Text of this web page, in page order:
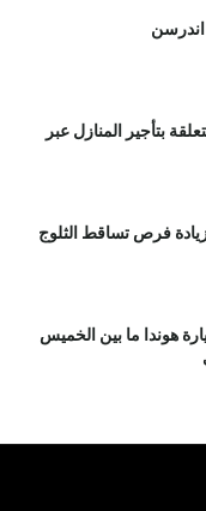
اندرسن
بتأجير المنازل عبر
فرص تساقط الثلوج
الشرطة: سرقة 25 سيارة هوندا ما بين الخميس